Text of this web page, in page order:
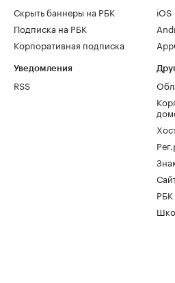
Скрыть баннеры на РБК
Подписка на РБК
Корпоративная подписка
Уведомления
RSS
iOS